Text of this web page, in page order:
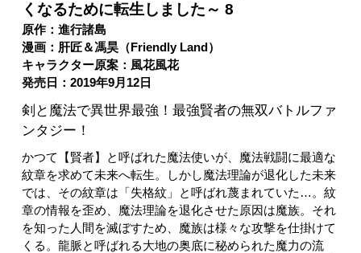
くなるために転生しました～ 8
原作：進行諸島
漫画：肝匠＆馮昊（Friendly Land）
キャラクター原案：風花風花
発売日：2019年9月12日
剣と魔法で異世界最強！最強賢者の無双バトルファ
ンタジー！
かつて【賢者】と呼ばれた魔法使いが、魔法戦闘に最適な
紋章を求めて未来へ転生。しかし魔法理論が退化した未来
では、その紋章は「失格紋」と呼ばれ蔑まれていた…。紋
章の情報を歪め、魔法理論を退化させた原因は魔族。それ
を知った人間を滅ぼすため、魔族は様々な攻撃を仕掛けて
くる。龍脈と呼ばれる大地の奥底に秘められた魔力の流